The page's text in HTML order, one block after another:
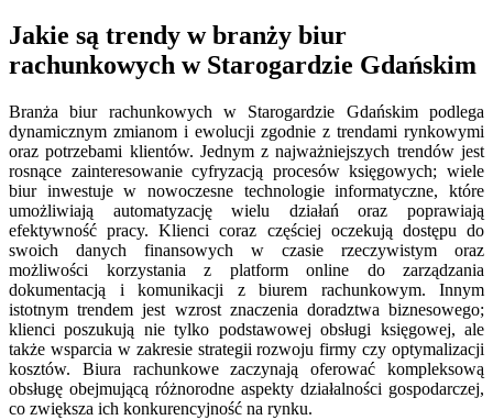
Jakie są trendy w branży biur
rachunkowych w Starogardzie Gdańskim
Branża biur rachunkowych w Starogardzie Gdańskim podlega
dynamicznym zmianom i ewolucji zgodnie z trendami rynkowymi
oraz potrzebami klientów. Jednym z najważniejszych trendów jest
rosnące zainteresowanie cyfryzacją procesów księgowych; wiele
biur inwestuje w nowoczesne technologie informatyczne, które
umożliwiają automatyzację wielu działań oraz poprawiają
efektywność pracy. Klienci coraz częściej oczekują dostępu do
swoich danych finansowych w czasie rzeczywistym oraz
możliwości korzystania z platform online do zarządzania
dokumentacją i komunikacji z biurem rachunkowym. Innym
istotnym trendem jest wzrost znaczenia doradztwa biznesowego;
klienci poszukują nie tylko podstawowej obsługi księgowej, ale
także wsparcia w zakresie strategii rozwoju firmy czy optymalizacji
kosztów. Biura rachunkowe zaczynają oferować kompleksową
obsługę obejmującą różnorodne aspekty działalności gospodarczej,
co zwiększa ich konkurencyjność na rynku.